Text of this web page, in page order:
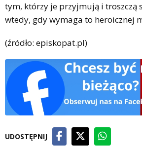
tym, którzy je przyjmują i troszczą
wtedy, gdy wymaga to heroicznej
(źródło: episkopat.pl)
UDOSTĘPNIJ